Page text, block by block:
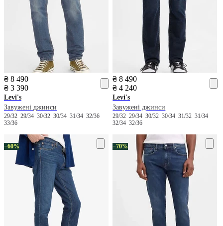
₴ 8 490
₴ 3 390
Levi's
Завужені джинси
29/32 29/34 30/32 30/34 31/34 32/36
33/36
₴ 8 490
₴ 4 240
Levi's
Завужені джинси
29/3229/3430/3230/3431/3231/34
32/3432/36
−60% −70%